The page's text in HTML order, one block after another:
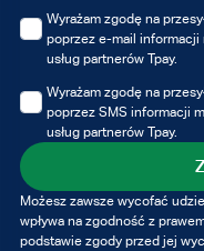
Wyrażam zgodę na
poprzez e-mail
usług partnerów Tpay.
Wyrażam zgodę na
poprzez SMS informacji
usług partnerów Tpay.
Możesz zawsze wycofać
wpływa na zgodność z
podstawie zgody przed jej